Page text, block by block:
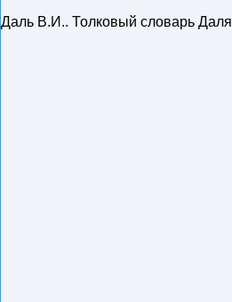
Даль В.И.. Толковый словарь Даля